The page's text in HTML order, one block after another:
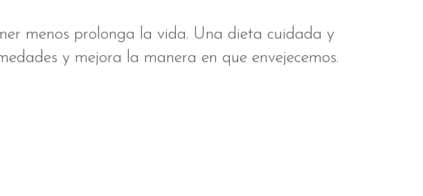
menos prolonga la vida. Una dieta cuidada y
y mejora la manera en que envejecemos.